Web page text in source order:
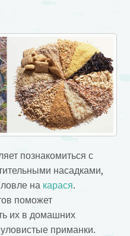
познакомиться с
насадками,
на карася.
поможет
их в домашних
приманки.